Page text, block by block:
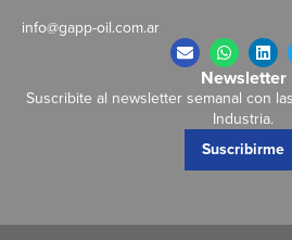
info@gapp-oil.com.ar
Newsletter
Suscribite al newsletter semanal con
Industria.
Suscribirme